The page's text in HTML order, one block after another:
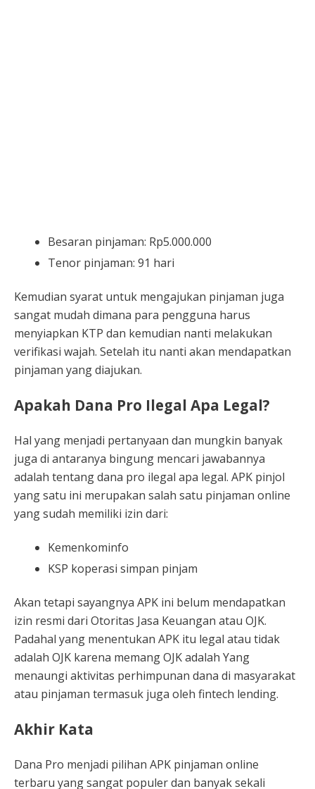
Besaran pinjaman: Rp5.000.000
Tenor pinjaman: 91 hari
Kemudian syarat untuk mengajukan pinjaman juga
sangat mudah dimana para pengguna harus
menyiapkan KTP dan kemudian nanti melakukan
verifikasi wajah. Setelah itu nanti akan mendapatkan
pinjaman yang diajukan.
Apakah Dana Pro Ilegal Apa Legal?
Hal yang menjadi pertanyaan dan mungkin banyak
juga di antaranya bingung mencari jawabannya
adalah tentang dana pro ilegal apa legal. APK pinjol
yang satu ini merupakan salah satu pinjaman online
yang sudah memiliki izin dari:
Kemenkominfo
KSP koperasi simpan pinjam
Akan tetapi sayangnya APK ini belum mendapatkan
izin resmi dari Otoritas Jasa Keuangan atau OJK.
Padahal yang menentukan APK itu legal atau tidak
adalah OJK karena memang OJK adalah Yang
menaungi aktivitas perhimpunan dana di masyarakat
atau pinjaman termasuk juga oleh fintech lending.
Akhir Kata
Dana Pro menjadi pilihan APK pinjaman online
terbaru yang sangat populer dan banyak sekali